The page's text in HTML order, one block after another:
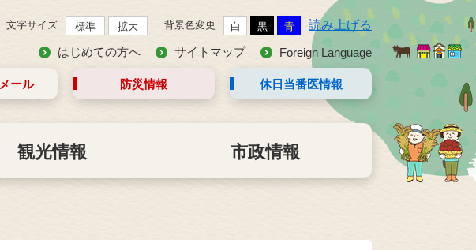
文字サイズ 標準 拡大 背景色変更 白 黒 青 読み上げる
はじめての方へ サイトマップ Foreign Language
メール 防災情報 休日当番医情報
観光情報 市政情報